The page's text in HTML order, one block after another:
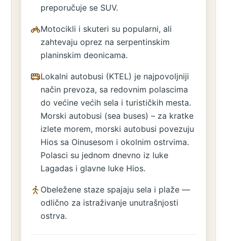
preporučuje se SUV.
Motocikli i skuteri su popularni, ali
zahtevaju oprez na serpentinskim
planinskim deonicama.
Lokalni autobusi (KTEL) je najpovoljniji
način prevoza, sa redovnim polascima
do većine većih sela i turističkih mesta.
Morski autobusi (sea buses) – za kratke
izlete morem, morski autobusi povezuju
Hios sa Oinusesom i okolnim ostrvima.
Polasci su jednom dnevno iz luke
Lagadas i glavne luke Hios.
Obeležene staze spajaju sela i plaže —
odlično za istraživanje unutrašnjosti
ostrva.